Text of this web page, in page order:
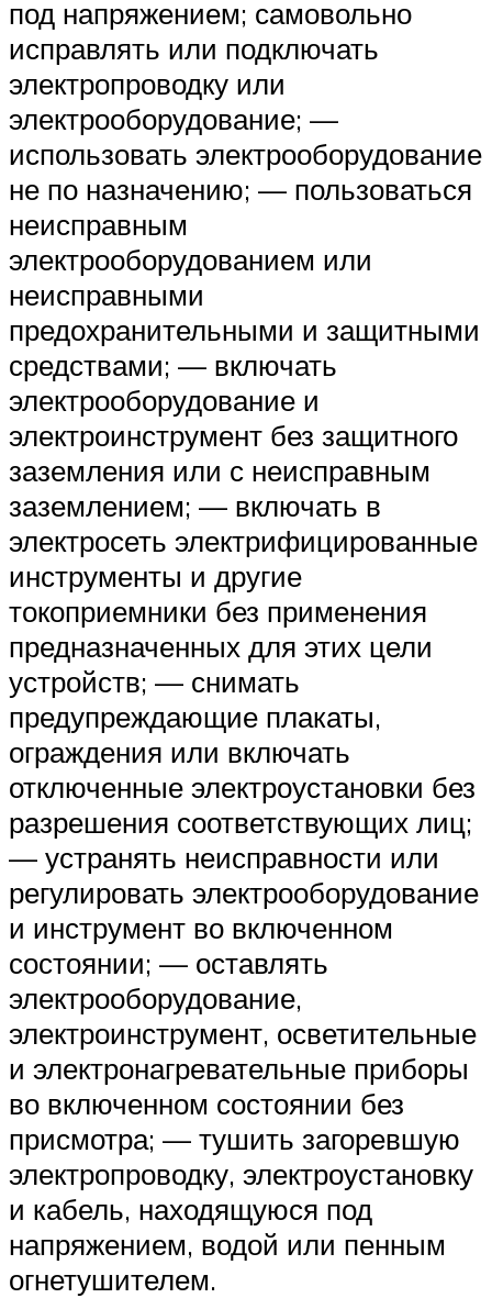
под напряжением; самовольно
исправлять или подключать
электропроводку или
электрооборудование; —
использовать электрооборудование
не по назначению; — пользоваться
неисправным
электрооборудованием или
неисправными
предохранительными и защитными
средствами; — включать
электрооборудование и
электроинструмент без защитного
заземления или с неисправным
заземлением; — включать в
электросеть электрифицированные
инструменты и другие
токоприемники без применения
предназначенных для этих цели
устройств; — снимать
предупреждающие плакаты,
ограждения или включать
отключенные электроустановки без
разрешения соответствующих лиц;
— устранять неисправности или
регулировать электрооборудование
и инструмент во включенном
состоянии; — оставлять
электрооборудование,
электроинструмент, осветительные
и электронагревательные приборы
во включенном состоянии без
присмотра; — тушить загоревшую
электропроводку, электроустановку
и кабель, находящуюся под
напряжением, водой или пенным
огнетушителем.